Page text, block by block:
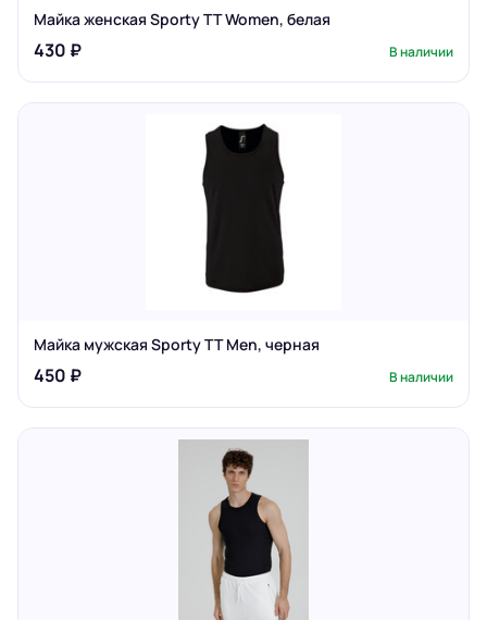
Майка женская Sporty TT Women, белая
430 ₽ В наличии
Майка мужская Sporty TT Men, черная
450 ₽ В наличии